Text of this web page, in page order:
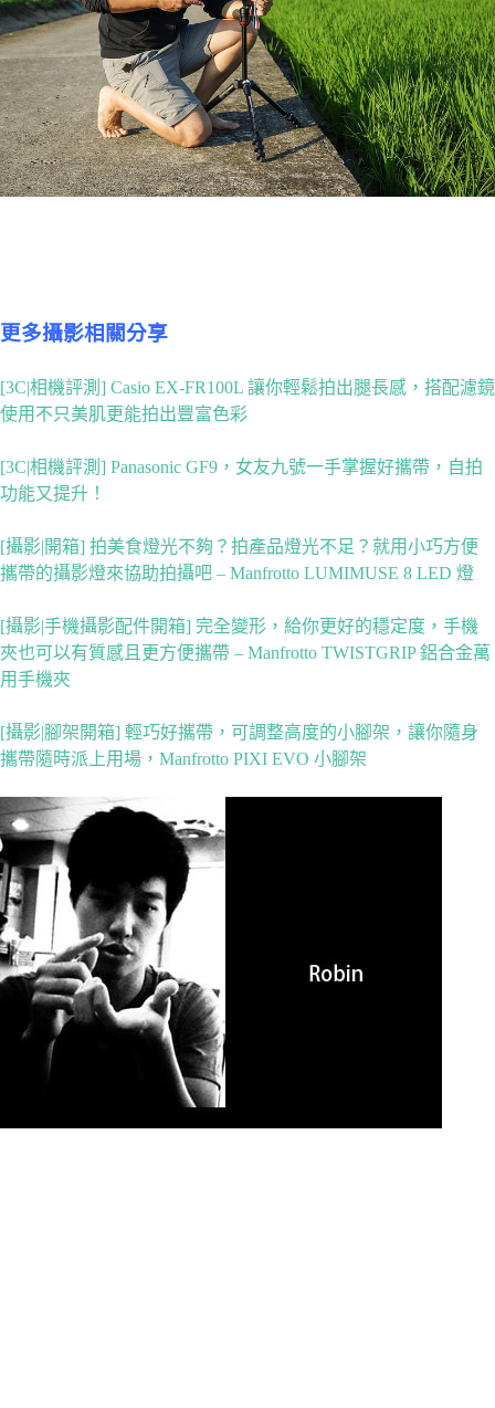
更多攝影相關分享
[3C|相機評測] Casio EX-FR100L 讓你輕鬆拍出腿長感，搭配濾鏡
使用不只美肌更能拍出豐富色彩
[3C|相機評測] Panasonic GF9，女友九號一手掌握好攜帶，自拍
功能又提升！
[攝影|開箱] 拍美食燈光不夠？拍產品燈光不足？就用小巧方便
攜帶的攝影燈來協助拍攝吧 – Manfrotto LUMIMUSE 8 LED 燈
[攝影|手機攝影配件開箱] 完全變形，給你更好的穩定度，手機
夾也可以有質感且更方便攜帶 – Manfrotto TWISTGRIP 鋁合金萬
用手機夾
[攝影|腳架開箱] 輕巧好攜帶，可調整高度的小腳架，讓你隨身
攜帶隨時派上用場，Manfrotto PIXI EVO 小腳架